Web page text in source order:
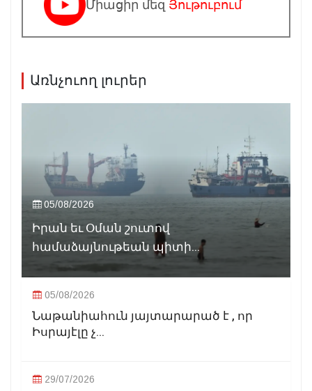
Միացիր մեզ Յութուբում
Առնչուող լուրեր
05/08/2026
Իրան եւ Օման շուտով
համաձայնութեան պիտի...
05/08/2026
Նաթանիահուն յայտարարած է , որ
Իսրայէլը չ...
29/07/2026